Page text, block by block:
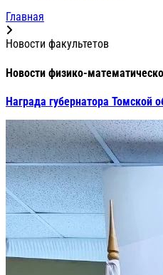
Главная
Новости факультетов
Новости физико-
Награда губернатора Томской